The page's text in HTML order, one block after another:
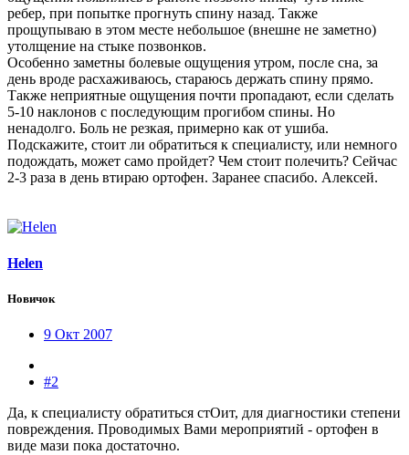
ребер, при попытке прогнуть спину назад. Также
прощупываю в этом месте небольшое (внешне не заметно)
утолщение на стыке позвонков.
Особенно заметны болевые ощущения утром, после сна, за
день вроде расхаживаюсь, стараюсь держать спину прямо.
Также неприятные ощущения почти пропадают, если сделать
5-10 наклонов с последующим прогибом спины. Но
ненадолго. Боль не резкая, примерно как от ушиба.
Подскажите, стоит ли обратиться к специалисту, или немного
подождать, может само пройдет? Чем стоит полечить? Сейчас
2-3 раза в день втираю ортофен. Заранее спасибо. Алексей.
Helen
Новичок
9 Окт 2007
#2
Да, к специалисту обратиться стОит, для диагностики степени
повреждения. Проводимых Вами мероприятий - ортофен в
виде мази пока достаточно.